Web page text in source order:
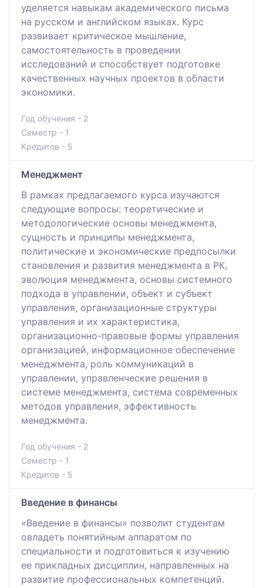
уделяется навыкам академического письма
на русском и английском языках. Курс
развивает критическое мышление,
самостоятельность в проведении
исследований и способствует подготовке
качественных научных проектов в области
экономики.
Год обучения - 2
Семестр - 1
Кредитов - 5
Менеджмент
В рамках предлагаемого курса изучаются
следующие вопросы: теоретические и
методологические основы менеджмента,
сущность и принципы менеджмента,
политические и экономические предпосылки
становления и развития менеджмента в РК,
эволюция менеджмента, основы системного
подхода в управлении, объект и субъект
управления, организационные структуры
управления и их характеристика,
организационно-правовые формы управления
организацией, информационное обеспечение
менеджмента, роль коммуникаций в
управлении, управленческие решения в
системе менеджмента, система современных
методов управления, эффективность
менеджмента.
Год обучения - 2
Семестр - 1
Кредитов - 5
Введение в финансы
«Введение в финансы» позволит студентам
овладеть понятийным аппаратом по
специальности и подготовиться к изучению
ее прикладных дисциплин, направленных на
развитие профессиональных компетенций.